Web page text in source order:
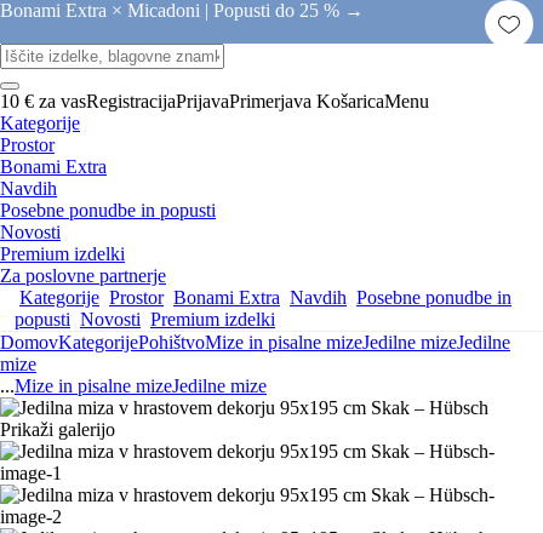
Bonami Extra × Micadoni | Popusti do 25 % →
10 € za vasRegistracijaPrijavaPrimerjava KošaricaMenu
Kategorije
Prostor
Bonami Extra
Navdih
Posebne ponudbe in popusti
Novosti
Premium izdelki
Za poslovne partnerje
Kategorije Prostor Bonami Extra Navdih Posebne ponudbe in
popusti Novosti Premium izdelki
DomovKategorijePohištvoMize in pisalne mizeJedilne mizeJedilne
mize
...Mize in pisalne mizeJedilne mize
Prikaži galerijo